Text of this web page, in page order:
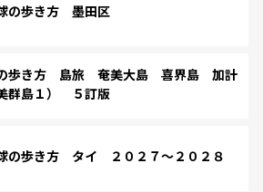
の歩き方 墨田区
歩き方 島旅 奄美大島 喜界島 加計
群島１） ５訂版
の歩き方 タイ ２０２７～２０２８